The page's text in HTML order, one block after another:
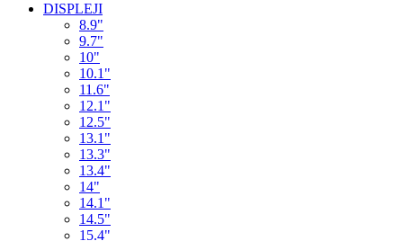
DISPLEJI
8.9"
9.7"
10"
10.1"
11.6"
12.1"
12.5"
13.1"
13.3"
13.4"
14"
14.1"
14.5"
15.4"